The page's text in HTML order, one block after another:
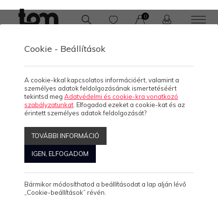
0
Cookie - Beállítások
A cookie-kkal kapcsolatos információért, valamint a
személyes adatok feldolgozásának ismertetéséért
tekintsd meg Adatvédelmi és cookie-kra vonatkozó
szabályzatunkat . Elfogadod ezeket a cookie-kat és az
érintett személyes adatok feldolgozását?
TOVÁBBI INFORMÁCIÓ
IGEN, ELFOGADOM
Bármikor módosíthatod a beállításodat a lap alján lévő
„Cookie-beállítások” révén.